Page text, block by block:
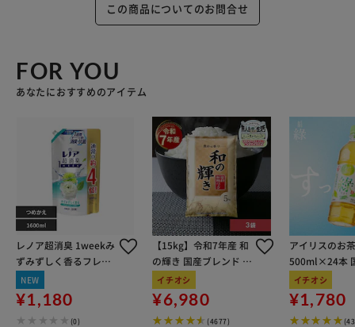
この商品についてのお問合せ
FOR YOU
あなたにおすすめのアイテム
レノア超消臭 1weekみ
ずみずしく香るフレッ
シュグリーンの香り 詰
め替え用超特大サイズ
1600ml
NEW
¥1,180
(0)
【15kg】令和7年産 和
の輝き 国産ブレンド 5
kg×3袋
イチオシ
¥6,980
(4677)
アイリスのお
500ml×24本
100％使用
イチオシ
¥1,780